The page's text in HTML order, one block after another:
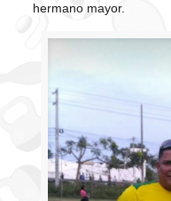
hermano mayor.